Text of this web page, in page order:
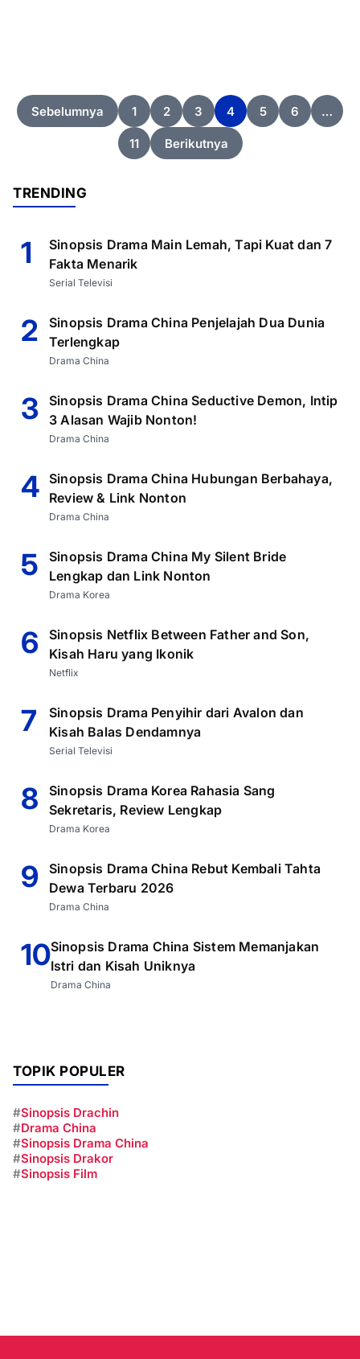
Posts
pagination
Sebelumnya 1 2 3 4 5 6 …
11 Berikutnya
TRENDING
1
Sinopsis Drama Main Lemah, Tapi Kuat dan 7
Fakta Menarik
Serial Televisi
2
Sinopsis Drama China Penjelajah Dua Dunia
Terlengkap
Drama China
3
Sinopsis Drama China Seductive Demon, Intip
3 Alasan Wajib Nonton!
Drama China
4 Sinopsis Drama China Hubungan Berbahaya,
Review & Link Nonton
Drama China
5
Sinopsis Drama China My Silent Bride
Lengkap dan Link Nonton
Drama Korea
6
Sinopsis Netflix Between Father and Son,
Kisah Haru yang Ikonik
Netflix
7
Sinopsis Drama Penyihir dari Avalon dan
Kisah Balas Dendamnya
Serial Televisi
8
Sinopsis Drama Korea Rahasia Sang
Sekretaris, Review Lengkap
Drama Korea
9
Sinopsis Drama China Rebut Kembali Tahta
Dewa Terbaru 2026
Drama China
10Sinopsis Drama China Sistem Memanjakan
Istri dan Kisah Uniknya
Drama China
TOPIK POPULER
#Sinopsis Drachin
#Drama China
#Sinopsis Drama China
#Sinopsis Drakor
#Sinopsis Film